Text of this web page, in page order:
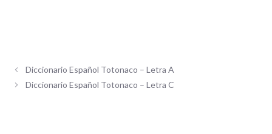
Diccionario Español Totonaco – Letra A
Diccionario Español Totonaco – Letra C